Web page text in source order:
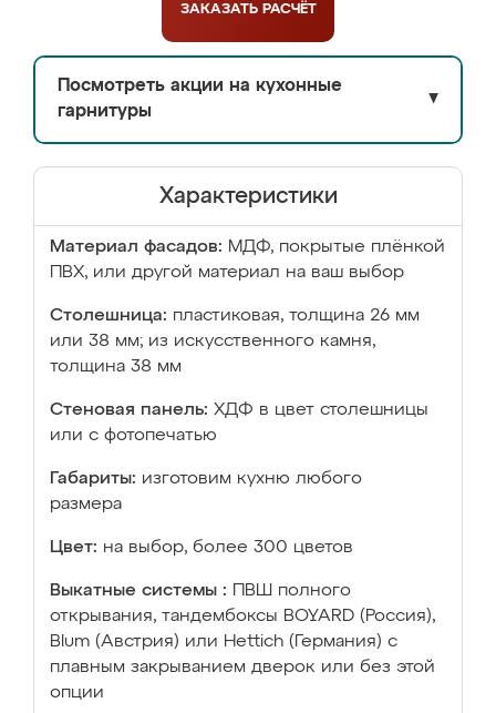
ЗАКАЗАТЬ РАСЧЁТ
Посмотреть акции на кухонные
гарнитуры
▼
Характеристики
Материал фасадов: МДФ, покрытые плёнкой
ПВХ, или другой материал на ваш выбор
Столешница: пластиковая, толщина 26 мм
или 38 мм; из искусственного камня,
толщина 38 мм
Стеновая панель: ХДФ в цвет столешницы
или с фотопечатью
Габариты: изготовим кухню любого
размера
Цвет: на выбор, более 300 цветов
Выкатные системы :
ПВШ полного
открывания, тандембоксы BOYARD (Россия),
Blum (Австрия) или Hettich (Германия) с
плавным закрыванием дверок или без этой
опции